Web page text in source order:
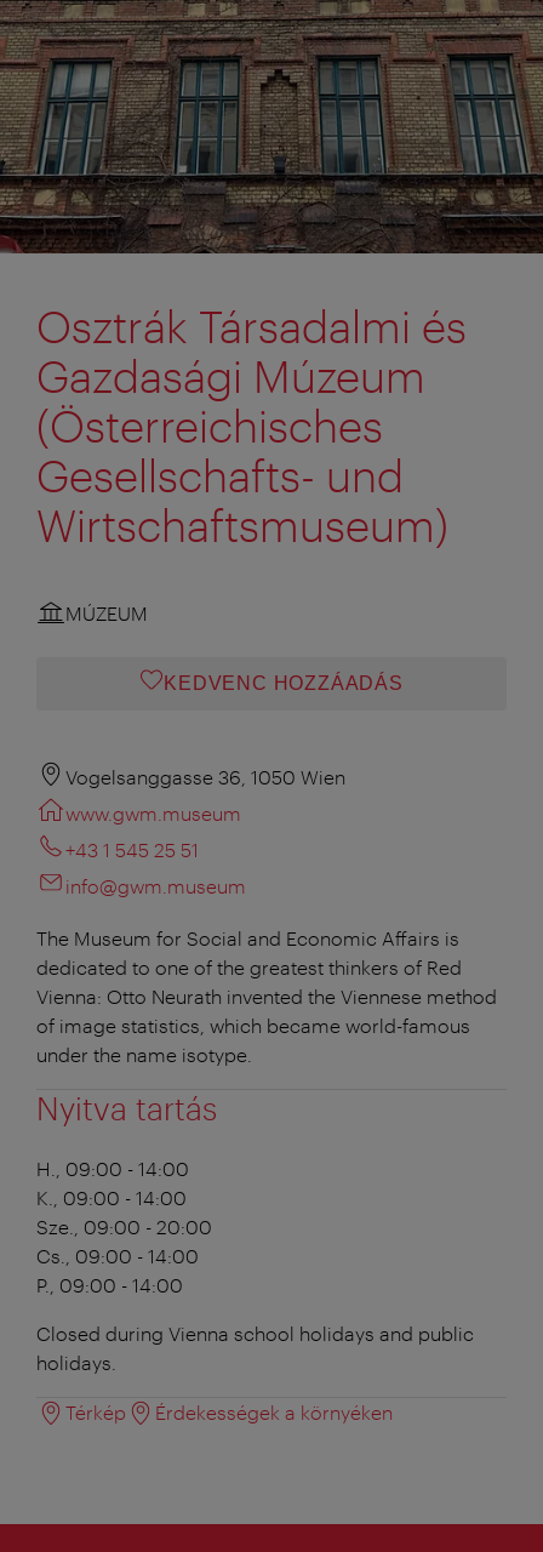
Osztrák Társadalmi és
Gazdasági Múzeum
(Österreichisches
Gesellschafts- und
Wirtschaftsmuseum)
MÚZEUM
KEDVENC HOZZÁADÁS
Vogelsanggasse 36, 1050 Wien
www.gwm.museum
+43 1 545 25 51
info@gwm.museum
The Museum for Social and Economic Affairs is
dedicated to one of the greatest thinkers of Red
Vienna: Otto Neurath invented the Viennese method
of image statistics, which became world-famous
under the name isotype.
Nyitva tartás
H., 09:00 - 14:00
K., 09:00 - 14:00
Sze., 09:00 - 20:00
Cs., 09:00 - 14:00
P., 09:00 - 14:00
Closed during Vienna school holidays and public
holidays.
Térkép Érdekességek a környéken